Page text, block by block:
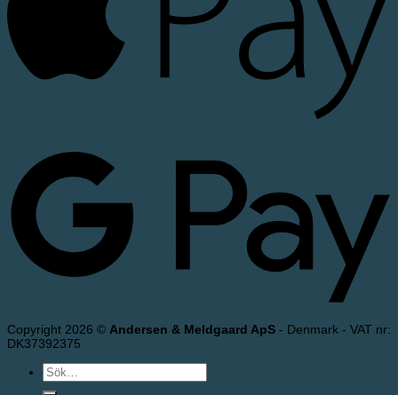
Copyright 2026 © Andersen & Meldgaard ApS - Denmark - VAT nr:
DK37392375
Sök
efter: